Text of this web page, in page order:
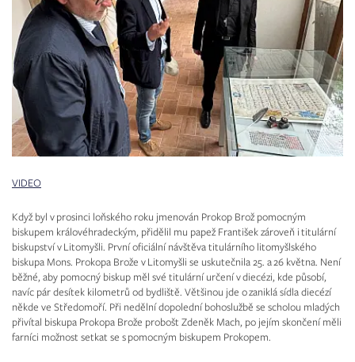
VIDEO
Když byl v prosinci loňského roku jmenován Prokop Brož pomocným
biskupem královéhradeckým, přidělil mu papež František zároveň i titulární
biskupství v Litomyšli. První oficiální návštěva titulárního litomyšlského
biskupa Mons. Prokopa Brože v Litomyšli se uskutečnila 25. a 26 května. Není
běžné, aby pomocný biskup měl své titulární určení v diecézi, kde působí,
navíc pár desítek kilometrů od bydliště. Většinou jde o zaniklá sídla diecézí
někde ve Středomoří. Při nedělní dopolední bohoslužbě se scholou mladých
přivítal biskupa Prokopa Brože probošt Zdeněk Mach, po jejím skončení měli
farníci možnost setkat se s pomocným biskupem Prokopem.